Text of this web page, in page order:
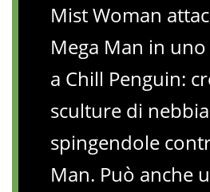
Mist Woman
Mega Man in
a Chill Penguin:
sculture di
spingendole
Man. Può anche